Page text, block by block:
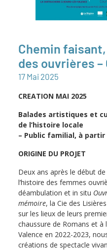
Chemin
des ouvrières
17 Mai 2025
CREATION MAI 2025
Balades artistiques et
de l’histoire locale
– Public familial, à partir
ORIGINE DU PROJET
Deux ans après le début
l’histoire des femmes
déambulation et in situ
mémoire, la Cie des
sur les lieux de leurs
chaussure de Romans et
Valence en 2022-2023,
créations de spectacle